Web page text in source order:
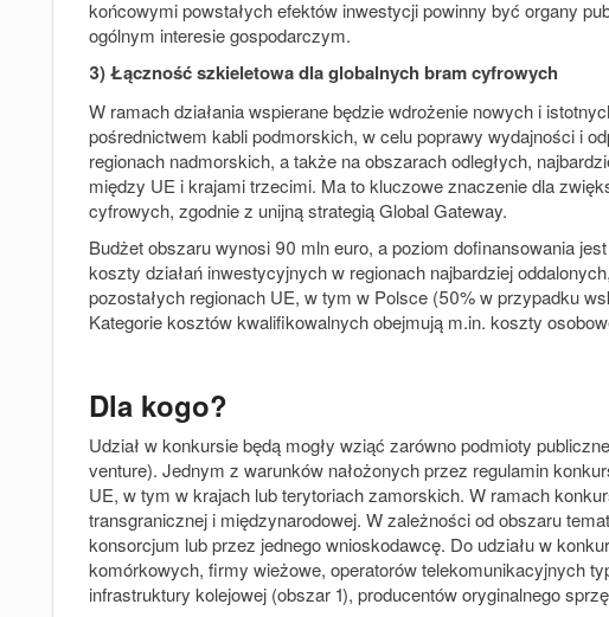
końcowymi powstałych efektów inwestycji powinny być organy
ogólnym interesie gospodarczym.
3) Łączność szkieletowa dla globalnych bram cyfrowych
W ramach działania wspierane będzie wdrożenie nowych i
pośrednictwem kabli podmorskich, w celu poprawy wydajności i
regionach nadmorskich, a także na obszarach odległych,
między UE i krajami trzecimi. Ma to kluczowe znaczenie dla
cyfrowych, zgodnie z unijną strategią Global Gateway.
Budżet obszaru wynosi 90 mln euro, a poziom dofinansowania
koszty działań inwestycyjnych w regionach najbardziej
pozostałych regionach UE, w tym w Polsce (50% w przypadku
Kategorie kosztów kwalifikowalnych obejmują m.in. koszty
Dla kogo?
Udział w konkursie będą mogły wziąć zarówno podmioty
venture). Jednym z warunków nałożonych przez regulamin
UE, w tym w krajach lub terytoriach zamorskich. W ramach
transgranicznej i międzynarodowej. W zależności od obszaru
konsorcjum lub przez jednego wnioskodawcę. Do udziału w
komórkowych, firmy wieżowe, operatorów telekomunikacyjnych
infrastruktury kolejowej (obszar 1), producentów oryginalnego